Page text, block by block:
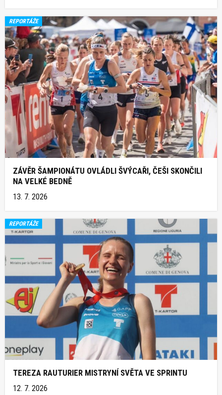
REPORTÁŽE
ZÁVĚR ŠAMPIONÁTU OVLÁDLI ŠVÝCAŘI, ČEŠI SKONČILI
NA VELKÉ BEDNĚ
13. 7. 2026
REPORTÁŽE
TEREZA RAUTURIER MISTRYNÍ SVĚTA VE SPRINTU
12. 7. 2026